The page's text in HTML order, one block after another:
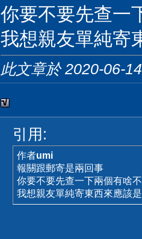
你要不要先查一
我想親友單純寄
此文章於 2020-06-
引用:
作者umi
報關跟郵寄是兩回事
你要不要先查一下兩個有啥
我想親友單純寄東西來應該